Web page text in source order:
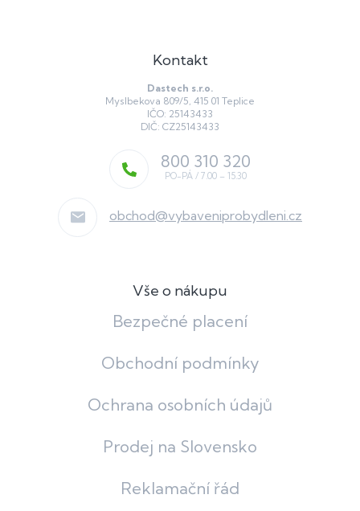
Kontakt
Dastech s.r.o.
Myslbekova 809/5, 415 01 Teplice
IČO: 25143433
DIČ: CZ25143433
obchod@vybaveniprobydleni.cz
800 310 320
Vše o nákupu
Bezpečné placení
Obchodní podmínky
Ochrana osobních údajů
Prodej na Slovensko
Reklamační řád